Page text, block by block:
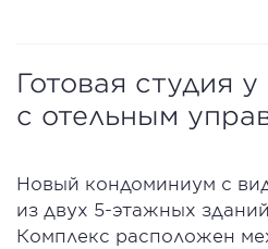
Готовая студия
с отельным
Новый кондоминиум с
из двух 5-этажных
Комплекс расположен